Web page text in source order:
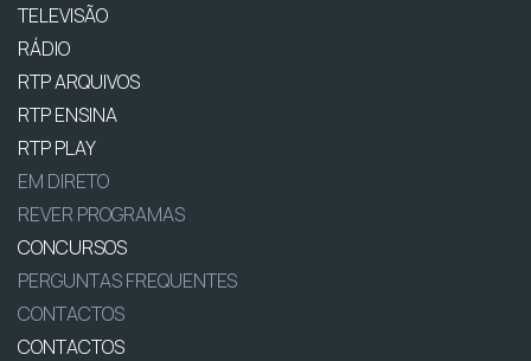
TELEVISÃO
RÁDIO
RTP ARQUIVOS
RTP ENSINA
RTP PLAY
EM DIRETO
REVER PROGRAMAS
CONCURSOS
PERGUNTAS FREQUENTES
CONTACTOS
CONTACTOS